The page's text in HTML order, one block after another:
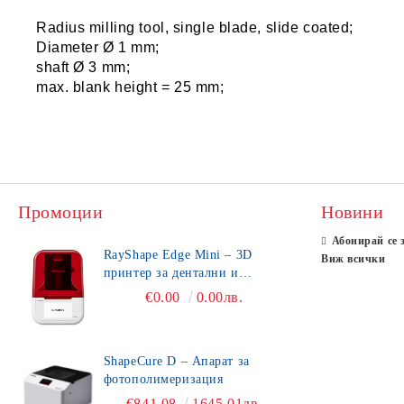
Radius milling tool, single blade, slide coated;
Diameter Ø 1 mm;
shaft Ø 3 mm;
max. blank height = 25 mm;
Промоции
RayShape Edge Mini – 3D
принтер за дентални и
зъботехнически приложения
€0.00 0.00лв.
ShapeCure D – Апарат за
фотополимеризация
Новини
Абонирай се
Виж всички